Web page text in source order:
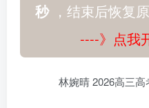
秒，结束后恢复
----》点我
林婉晴 2026高三高